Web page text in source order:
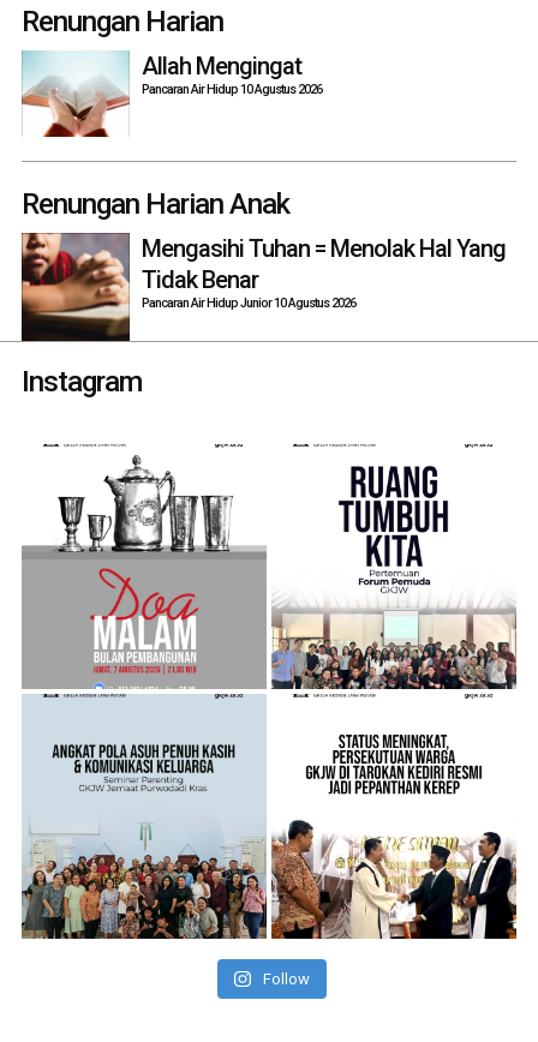
navigation
Renungan Harian
Allah Mengingat
Pancaran Air Hidup 10 Agustus 2026
Renungan Harian Anak
Mengasihi Tuhan = Menolak Hal Yang
Tidak Benar
Pancaran Air Hidup Junior 10 Agustus 2026
Instagram
Follow